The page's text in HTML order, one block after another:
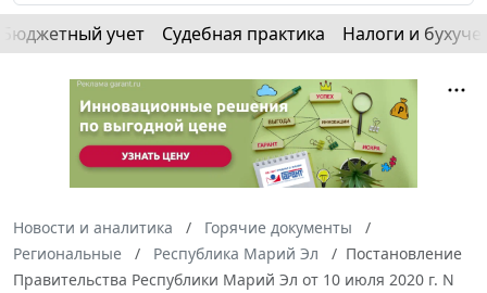
Бюджетный учет Судебная практика Налоги и
Новости и аналитика
Горячие документы
Региональные
Республика Марий Эл
Постановление
Правительства Республики Марий Эл от 10 июля 2020 г. N